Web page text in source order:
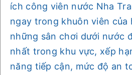
ích công viên nước Nha
ngay trong khuôn viên của
những sân chơi dưới nước
nhất trong khu vực, xếp
năng tiếp cận, mức độ an